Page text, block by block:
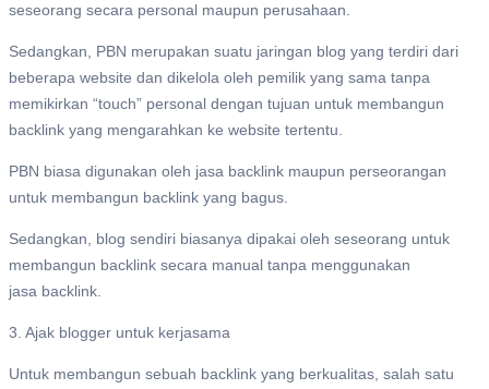
seseorang secara personal maupun perusahaan.
Sedangkan, PBN merupakan suatu jaringan blog yang terdiri dari
beberapa website dan dikelola oleh pemilik yang sama tanpa
memikirkan “touch” personal dengan tujuan untuk membangun
backlink yang mengarahkan ke website tertentu.
PBN biasa digunakan oleh jasa backlink maupun perseorangan
untuk membangun backlink yang bagus.
Sedangkan, blog sendiri biasanya dipakai oleh seseorang untuk
membangun backlink secara manual tanpa menggunakan
jasa backlink.
3. Ajak blogger untuk kerjasama
Untuk membangun sebuah backlink yang berkualitas, salah satu